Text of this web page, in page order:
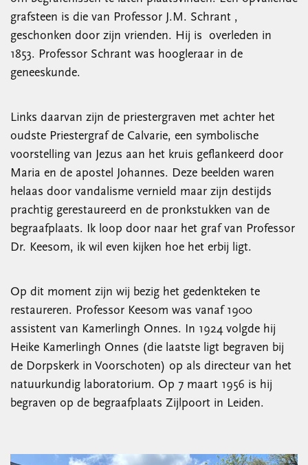
grafsteen is die van Professor J.M. Schrant ,
geschonken door zijn vrienden. Hij is overleden in
1853. Professor Schrant was hoogleraar in de
geneeskunde.
Links daarvan zijn de priestergraven met achter het
oudste Priestergraf de Calvarie, een symbolische
voorstelling van Jezus aan het kruis geflankeerd door
Maria en de apostel Johannes. Deze beelden waren
helaas door vandalisme vernield maar zijn destijds
prachtig gerestaureerd en de pronkstukken van de
begraafplaats. Ik loop door naar het graf van Professor
Dr. Keesom, ik wil even kijken hoe het erbij ligt.
Op dit moment zijn wij bezig het gedenkteken te
restaureren. Professor Keesom was vanaf 1900
assistent van Kamerlingh Onnes. In 1924 volgde hij
Heike Kamerlingh Onnes (die laatste ligt begraven bij
de Dorpskerk in Voorschoten) op als directeur van het
natuurkundig laboratorium. Op 7 maart 1956 is hij
begraven op de begraafplaats Zijlpoort in Leiden.